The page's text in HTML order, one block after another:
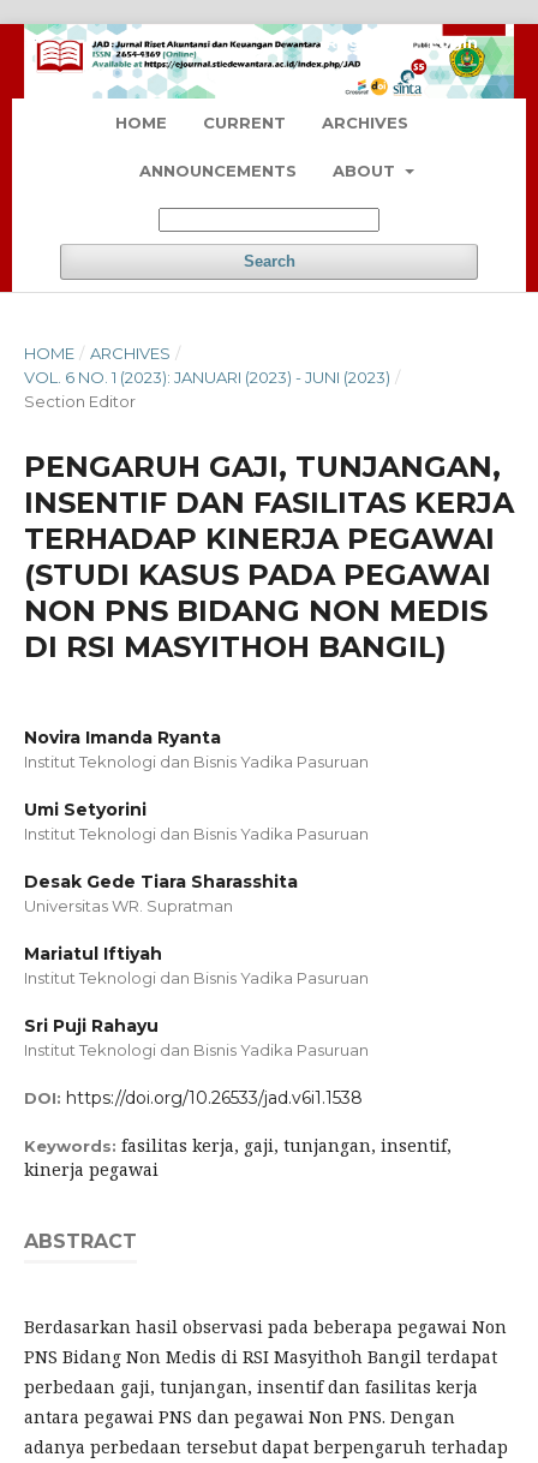
HOME CURRENT ARCHIVES
ANNOUNCEMENTS ABOUT
Search
Register Login
HOME / ARCHIVES /
VOL. 6 NO. 1 (2023): JANUARI (2023) - JUNI (2023) /
Section Editor
PENGARUH GAJI, TUNJANGAN,
INSENTIF DAN FASILITAS KERJA
TERHADAP KINERJA PEGAWAI
(STUDI KASUS PADA PEGAWAI
NON PNS BIDANG NON MEDIS
DI RSI MASYITHOH BANGIL)
Novira Imanda Ryanta
Institut Teknologi dan Bisnis Yadika Pasuruan
Umi Setyorini
Institut Teknologi dan Bisnis Yadika Pasuruan
Desak Gede Tiara Sharasshita
Universitas WR. Supratman
Mariatul Iftiyah
Institut Teknologi dan Bisnis Yadika Pasuruan
Sri Puji Rahayu
Institut Teknologi dan Bisnis Yadika Pasuruan
DOI: https://doi.org/10.26533/jad.v6i1.1538
Keywords: fasilitas kerja, gaji, tunjangan, insentif,
kinerja pegawai
ABSTRACT
Berdasarkan hasil observasi pada beberapa pegawai Non
PNS Bidang Non Medis di RSI Masyithoh Bangil terdapat
perbedaan gaji, tunjangan, insentif dan fasilitas kerja
antara pegawai PNS dan pegawai Non PNS. Dengan
adanya perbedaan tersebut dapat berpengaruh terhadap